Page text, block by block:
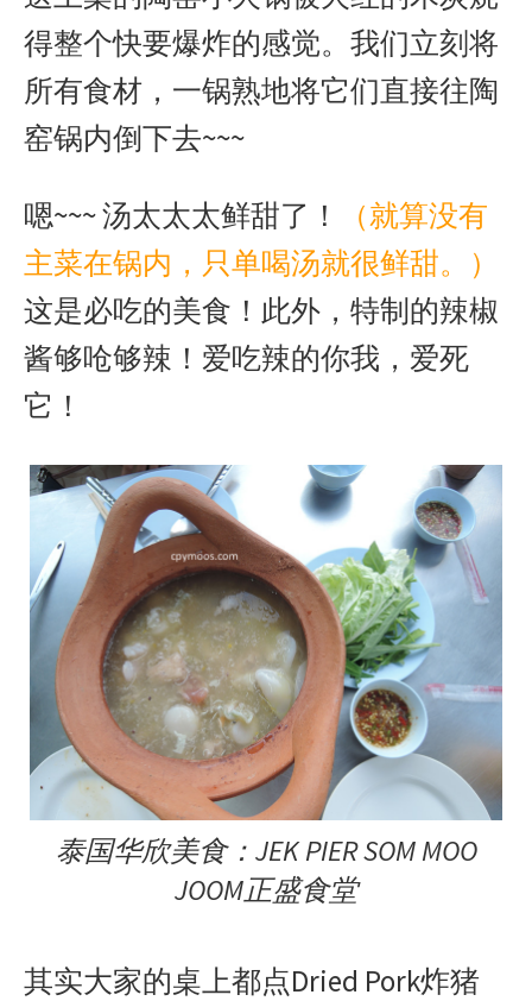
得整个快要爆炸的感觉。我们立刻将
所有食材，一锅熟地将它们直接往陶
窑锅内倒下去~~~
嗯~~~ 汤太太太鲜甜了！
（就算没有
主菜在锅内，只单喝汤就很鲜甜。）
这是必吃的美食！此外，特制的辣椒
酱够呛够辣！爱吃辣的你我，爱死
它！
泰国华欣美食：JEK PIER SOM MOO
JOOM正盛食堂
其实大家的桌上都点Dried Pork炸猪